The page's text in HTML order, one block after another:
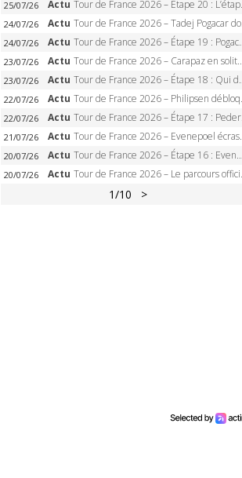
25/07/26 Actu Tour de France 2026 – Étape 20 : L’étape reine, Galibier, Sarenne, Alpe d’Huez, qui succédera à Pogacar ?
24/07/26 Actu Tour de France 2026 – Tadej Pogacar dompte l’Alpe d’Huez, 5e victoire, record de Pantani pulvérisé
24/07/26 Actu Tour de France 2026 – Étape 19 : Pogacar peut-il enfin dompter l’Alpe d’Huez ?
23/07/26 Actu Tour de France 2026 – Carapaz en solitaire à Orcières-Merlette, Paret-Peintre à un point du maillot à pois
23/07/26 Actu Tour de France 2026 – Étape 18 : Qui domptera Orcières-Merlette, première marche vers l’Alpe d’Huez ?
22/07/26 Actu Tour de France 2026 – Philipsen débloque son compteur à Voiron, Pedersen en danger pour le maillot vert
22/07/26 Actu Tour de France 2026 – Étape 17 : Pedersen peut-il verrouiller le maillot vert à Voiron ?
21/07/26 Actu Tour de France 2026 – Evenepoel écrase le chrono d’Évian, Seixas 4e, Lipowitz abandonne
20/07/26 Actu Tour de France 2026 – Étape 16 : Evenepoel, Pogacar, Ganna… qui domptera le chrono d’Évian pour redessiner le podium ?
20/07/26 Actu Tour de France 2026 – Le parcours officiel complet : 21 étapes, profils, carte et dates
1/10 >